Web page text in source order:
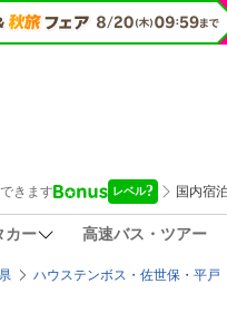
カー 高速バス・ツアー
ハウステンボス・佐世保・平戸